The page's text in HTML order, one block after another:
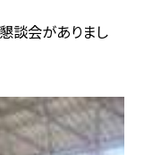
談会がありまし